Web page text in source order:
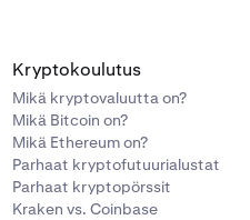
Kryptokoulutus
Mikä kryptovaluutta on?
Mikä Bitcoin on?
Mikä Ethereum on?
Parhaat kryptofutuurialustat
Parhaat kryptopörssit
Kraken vs. Coinbase